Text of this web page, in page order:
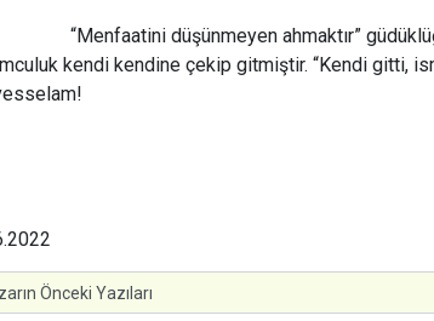
“Menfaatini düşünmeyen ahmaktır”
kendi kendine çekip gitmiştir. “Kendi gitti,